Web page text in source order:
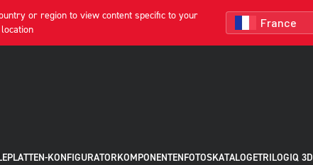
or region to view content specific to your
PLATTEN-KONFIGURATORKOMPONENTENFOTOSKATALOGETRILOGIQ 3D